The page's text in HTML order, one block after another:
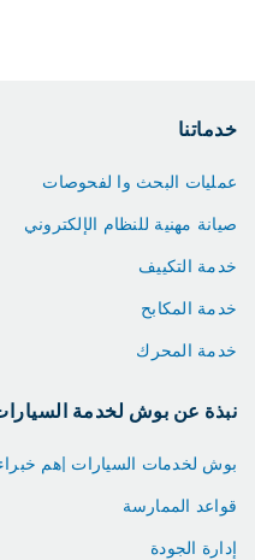
خدماتنا
عمليات البحث وا لفحوصات
صيانة مهنية للنظام الإلكتروني
خدمة التكييف
خدمة المكابح
خدمة المحرك
نبذة عن بوش لخدمة
بوش لخدمات السيارات |هم
قواعد الممارسة
إدارة الجودة